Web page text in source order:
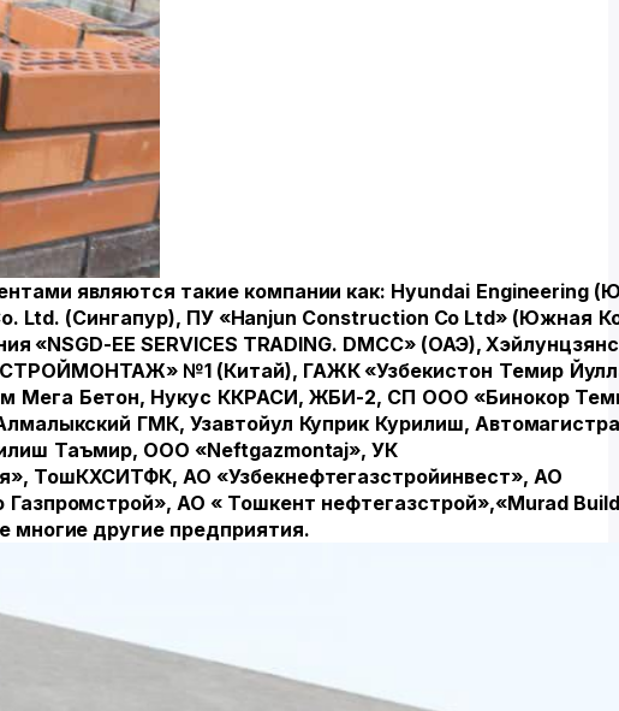
являются такие компании как: Hyundai Engineering
. Ltd. (Сингапур), ПУ«Hanjun Construction Co Ltd» (Южная
«NSGD-EE SERVICES TRADING. DMCC» (ОАЭ),
» №1 (Китай), ГАЖК«Узбекистон Темир
Мега Бетон, Нукус ККРАСИ, ЖБИ-2, СП ООО «Бинокор
ГМК, Узавтойул Куприк Курилиш,
Таъмир, ООО «Neftgazmontaj»,УК
», ТошКХСИТФК, АО «Узбекнефтегазстройинвест», АО
Газпромстрой», АО « Тошкент нефтегазстрой»,«Murad
многие другие предприятия.